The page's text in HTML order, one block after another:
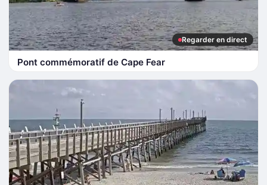
Regarder en direct
Pont commémoratif de Cape Fear